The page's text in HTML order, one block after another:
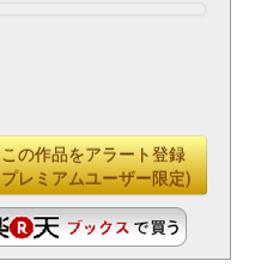
この作品をアラート登録
レミアムユーザー限定)